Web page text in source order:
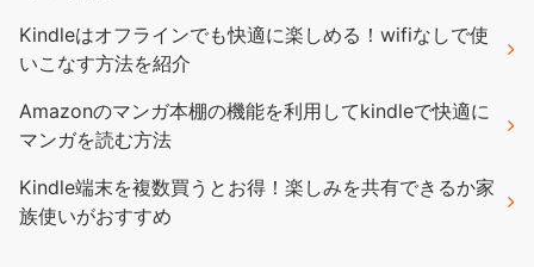
Kindleはオフラインでも快適に楽しめる！wifiなしで使
いこなす方法を紹介
Amazonのマンガ本棚の機能を利用してkindleで快適に
マンガを読む方法
Kindle端末を複数買うとお得！楽しみを共有できるか家
族使いがおすすめ